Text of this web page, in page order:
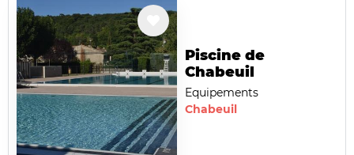
Piscine de
Chabeuil
Equipements
Chabeuil